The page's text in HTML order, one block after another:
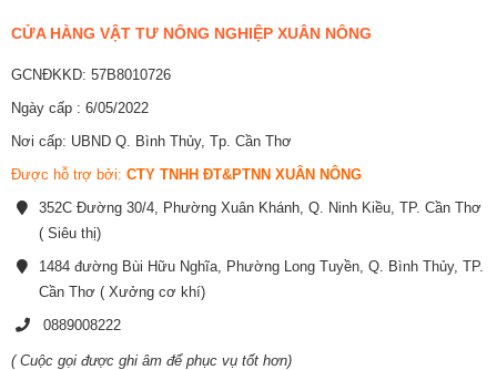
CỬA HÀNG VẬT TƯ NÔNG NGHIỆP XUÂN NÔNG
GCNĐKKD: 57B8010726
Ngày cấp : 6/05/2022
Nơi cấp: UBND Q. Bình Thủy, Tp. Cần Thơ
Được hỗ trợ bởi: CTY TNHH ĐT&PTNN XUÂN NÔNG
352C Đường 30/4, Phường Xuân Khánh, Q. Ninh Kiều, TP. Cần Thơ
( Siêu thị)
1484 đường Bùi Hữu Nghĩa, Phường Long Tuyền, Q. Bình Thủy, TP.
Cần Thơ ( Xưởng cơ khí)
0889008222
( Cuộc gọi được ghi âm để phục vụ tốt hơn)